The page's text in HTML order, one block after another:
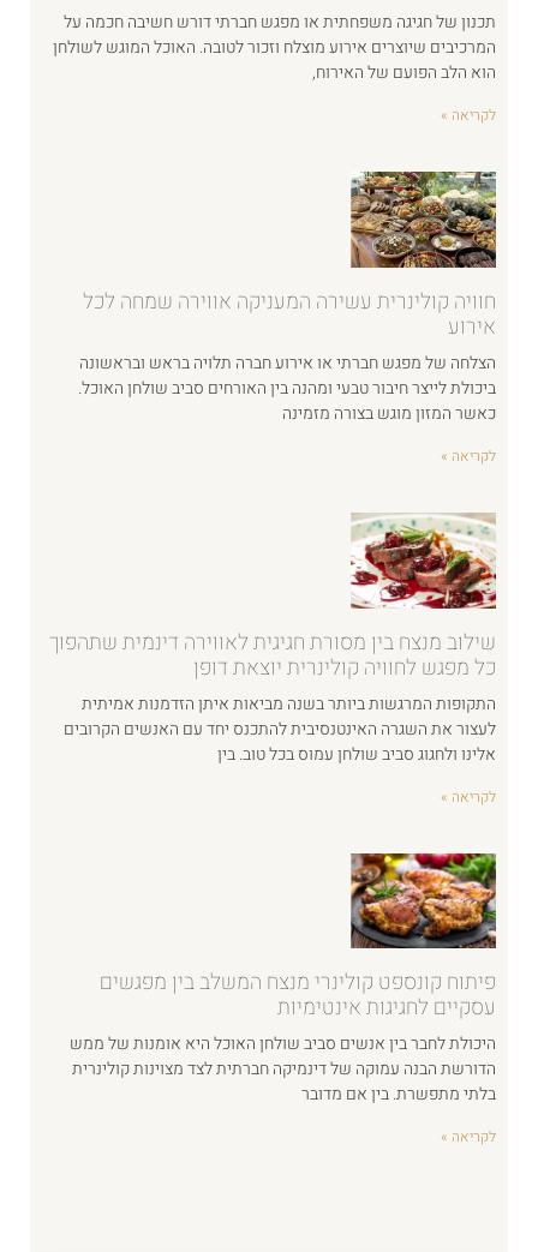
תכנון של חגיגה משפחתית או מפגש חברתי דורש חשיבה חכמה על
המרכיבים שיוצרים אירוע מוצלח וזכור לטובה. האוכל המוגש לשולחן
הוא הלב הפועם של האירוח,
לקריאה »
חוויה קולינרית עשירה המעניקה אווירה שמחה לכל
אירוע
הצלחה של מפגש חברתי או אירוע חברה תלויה בראש ובראשונה
ביכולת לייצר חיבור טבעי ומהנה בין האורחים סביב שולחן האוכל.
כאשר המזון מוגש בצורה מזמינה
לקריאה »
שילוב מנצח בין מסורת חגיגית לאווירה דינמית שתהפוך
כל מפגש לחוויה קולינרית יוצאת דופן
התקופות המרגשות ביותר בשנה מביאות איתן הזדמנות אמיתית
לעצור את השגרה האינטנסיבית להתכנס יחד עם האנשים הקרובים
אלינו ולחגוג סביב שולחן עמוס בכל טוב. בין
לקריאה »
פיתוח קונספט קולינרי מנצח המשלב בין מפגשים
עסקיים לחגיגות אינטימיות
היכולת לחבר בין אנשים סביב שולחן האוכל היא אומנות של ממש
הדורשת הבנה עמוקה של דינמיקה חברתית לצד מצוינות קולינרית
בלתי מתפשרת. בין אם מדובר
לקריאה »